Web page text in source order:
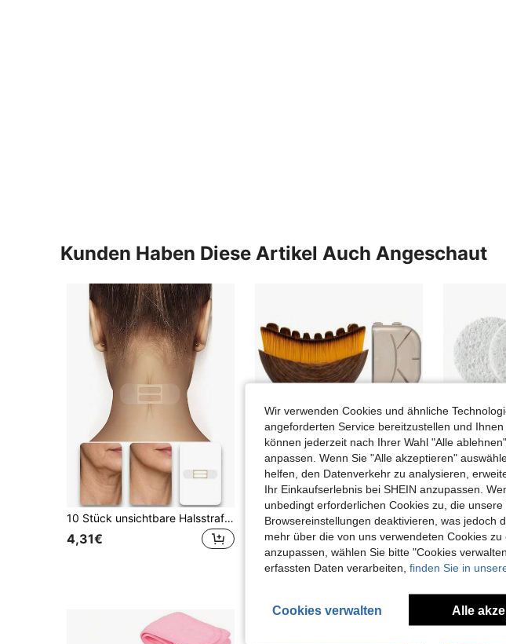
Kunden Haben Diese Artikel Auch Angeschaut
10 Stück unsichtbare Halsstraffungspflaster, atmungsaktive Halsstraffungsaufkleber, geeignet für feine Halslinien, elastische Halslinienverbesserungspflaster. Geeignet für Halsstraffungspflege für Männer und Frauen. Diese Halsfaltenpflaster haben eine hohe Elastizität, können Doppelkinn und schlaffe Haut verbergen, sind unsichtbare sofortige Anti-Falten-Aufkleber, helfen feine Linien zu glätten und Falten zu reduzieren.
4,31€
1 Stück Lymphdrainage Konturpinsel: Gesichts- und Körper-Drainage Massagegerät für Kinn/Kieferlinien Formung. Ergonomisch, tragbar. Regelmäßige Anwendung zeigt Ergebnisse. Ideal für Spa, Selbstpflege, Ästhetikerbedarf & Gesichtsmassage. Hautpflege Grundausstattung. Gesichtsroller
4,48€
Viele Stammkunden
3,72€
Viele
Wir verwenden Cookies und ähnliche
angeforderten Service bereitzustellen und
können jederzeit nach Ihrer Wahl "Alle
anpassen. Wenn Sie "Alle akzeptieren"
helfen, den Datenverkehr zu analysieren,
Ihr Einkaufserlebnis bei SHEIN anzupassen.
unbedingt erforderlichen Cookies zu, die
Browsereinstellungen deaktivieren, was jedoch
mehr über die von uns verwendeten Cookies
anzupassen, wählen Sie bitte "Cookies
erfassten Daten verarbeiten, finden Sie in
Cookies verwalten Alle